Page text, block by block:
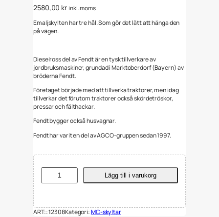
2580,00 kr inkl. moms
Emaljskylten har tre hål. Som gör det lätt att hänga den
på vägen.
Dieselross del av Fendt är en tysk tillverkare av
jordbruksmaskiner, grundad i Marktoberdorf (Bayern) av
bröderna Fendt.
Företaget började med att tillverka traktorer, men idag
tillverkar det förutom traktorer också skördetröskor,
pressar och fälthackar.
Fendt bygger också husvagnar.
Fendt har varit en del av AGCO-gruppen sedan 1997.
D
l
Lägg till i varukorg
ART::12308Kategori:MC-skyltar